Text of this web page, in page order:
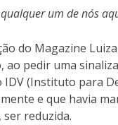
um de nós
do Magazine
ao pedir uma
(Instituto para
e que havia
ser reduzida.